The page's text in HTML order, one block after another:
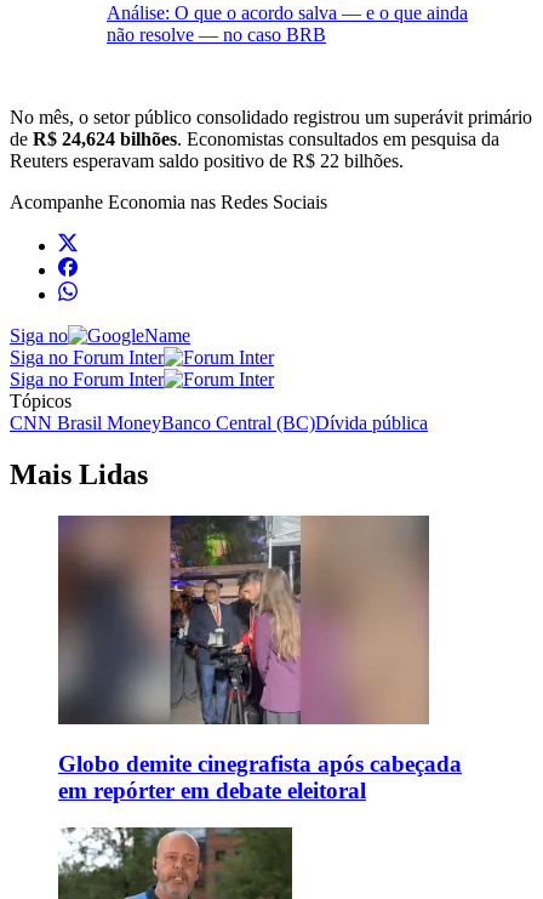
Análise: O que o acordo salva — e o que ainda
não resolve — no caso BRB
No mês, o setor público consolidado registrou um superávit primário
de R$ 24,624 bilhões. Economistas consultados em pesquisa da
Reuters esperavam saldo positivo de R$ 22 bilhões.
Acompanhe Economia nas Redes Sociais
Siga no
Siga no Forum Inter
Siga no Forum Inter
Tópicos
CNN Brasil MoneyBanco Central (BC)Dívida pública
Mais Lidas
Globo demite cinegrafista após cabeçada
em repórter em debate eleitoral